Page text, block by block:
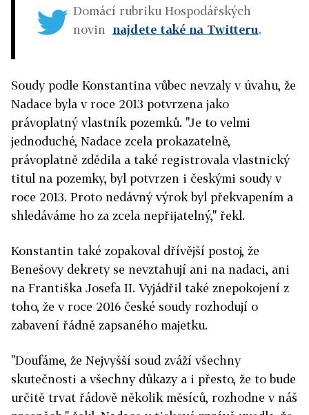
Domácí rubriku Hospodářských
novin najdete také na Twitteru.
Soudy podle Konstantina vůbec nevzaly v úvahu, že
Nadace byla v roce 2013 potvrzena jako
právoplatný vlastník pozemků. "Je to velmi
jednoduché, Nadace zcela prokazatelně,
právoplatně zdědila a také registrovala vlastnický
titul na pozemky, byl potvrzen i českými soudy v
roce 2013. Proto nedávný výrok byl překvapením a
shledáváme ho za zcela nepřijatelný," řekl.
Konstantin také zopakoval dřívější postoj, že
Benešovy dekrety se nevztahují ani na nadaci, ani
na Františka Josefa II. Vyjádřil také znepokojení z
toho, že v roce 2016 české soudy rozhodují o
zabavení řádně zapsaného majetku.
"Doufáme, že Nejvyšší soud zváží všechny
skutečnosti a všechny důkazy a i přesto, že to bude
určitě trvat řádově několik měsíců, rozhodne v náš